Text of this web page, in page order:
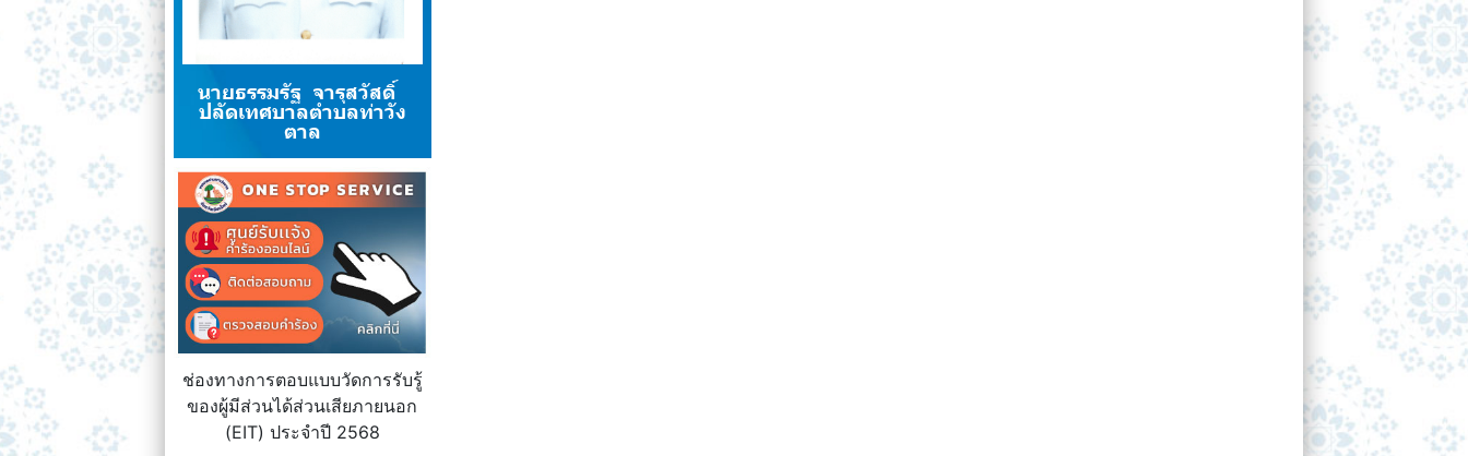
นายธรรมรัฐ จารุสวัสดิ์
ปลัดเทศบาลตำบลท่าวัง
ตาล
ช่องทางการตอบแบบวัดการรับรู้
ของผู้มีส่วนได้ส่วนเสียภายนอก
(EIT) ประจำปี 2568